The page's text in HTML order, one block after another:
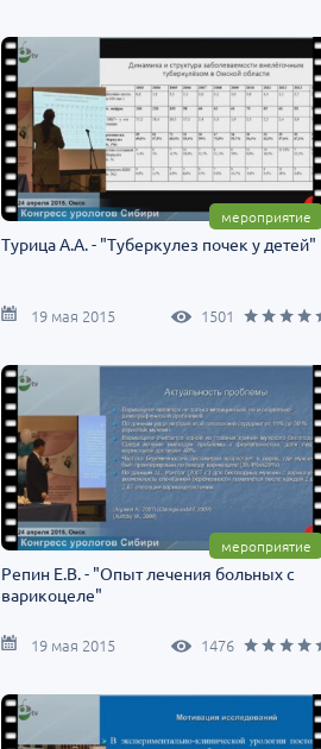
мероприятие
Турица А.А. - "Туберкулез почек у детей"
19 мая 2015 1501
мероприятие
Репин Е.В. - "Опыт лечения больных с
варикоцеле"
19 мая 2015 1476